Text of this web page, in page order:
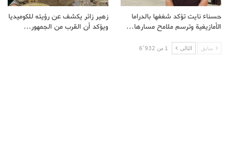
حسناء نايت تؤكد شغفها بالدراما
الأمازيغية وترسم ملامح مسارها…
زهير زائر يكشف عن رؤيته للكوميديا
ويؤكد أن القرب من الجمهور…
سابق التالى 1 من 6٬932